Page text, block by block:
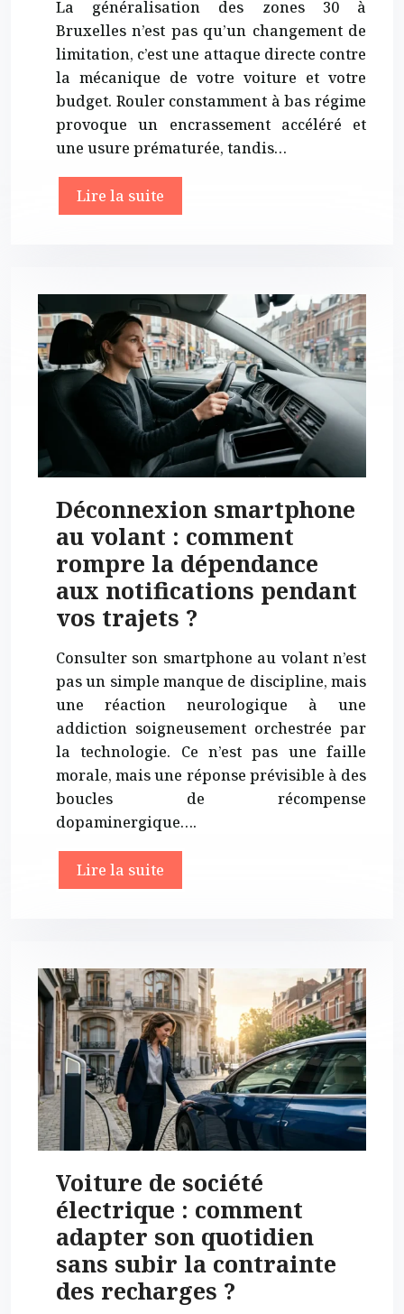
La généralisation des zones 30 à
Bruxelles n’est pas qu’un changement de
limitation, c’est une attaque directe contre
la mécanique de votre voiture et votre
budget. Rouler constamment à bas régime
provoque un encrassement accéléré et
une usure prématurée, tandis…
Lire la suite
Déconnexion smartphone
au volant : comment
rompre la dépendance
aux notifications pendant
vos trajets ?
Consulter son smartphone au volant n’est
pas un simple manque de discipline, mais
une réaction neurologique à une
addiction soigneusement orchestrée par
la technologie. Ce n’est pas une faille
morale, mais une réponse prévisible à des
boucles de récompense
dopaminergique….
Lire la suite
Voiture de société
électrique : comment
adapter son quotidien
sans subir la contrainte
des recharges ?